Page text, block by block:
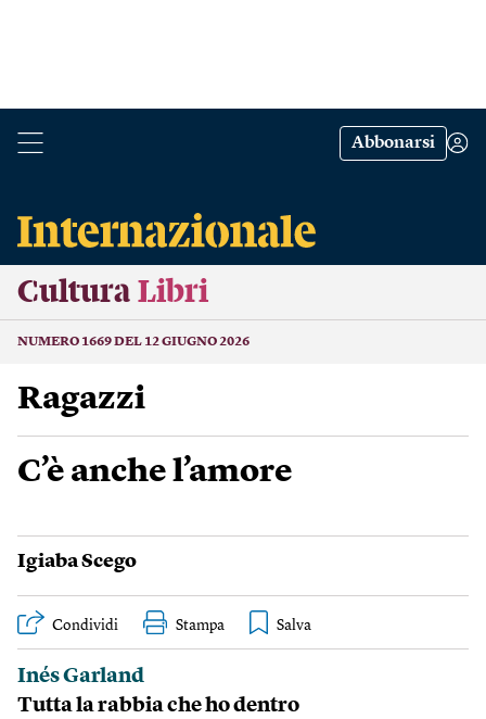
Abbonarsi
Cultura Libri
NUMERO 1669 DEL 12 GIUGNO 2026
Ragazzi
C’è anche l’amore
Igiaba Scego
Condividi Stampa
Inés Garland
Tutta la rabbia che ho dentro